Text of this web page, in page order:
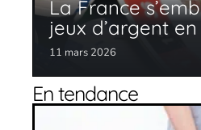
La France
jeux d’argent
11 mars 2026
En tendance